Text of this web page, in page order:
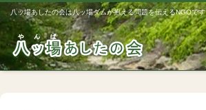
八ッ場あしたの会は八ッ場ダムが抱える問題を伝えるNGOです